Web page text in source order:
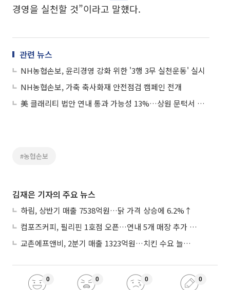
경영을 실천할 것”이라고 말했다.
관련 뉴스
NH농협손보, 윤리경영 강화 위한 '3행 3무 실천운동' 실시
NH농협손보, 가축 축사화재 안전점검 캠페인 전개
美 클래리티 법안 연내 통과 가능성 13%…상원 문턱서 제동
#농협손보
김재은 기자의 주요 뉴스
하림, 상반기 매출 7538억원…닭 가격 상승에 6.2%↑
컴포즈커피, 필리핀 1호점 오픈…연내 5개 매장 추가 출점
교촌에프앤비, 2분기 매출 1323억원…치킨 수요 늘며 4.9%↑
0 0 0 0